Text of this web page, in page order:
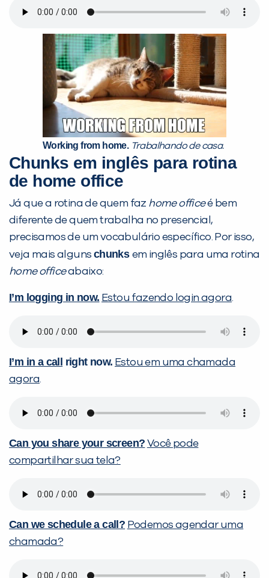
Working from home. Trabalhando de casa.
Chunks em inglês para rotina
de home office
Já que a rotina de quem faz home officeé bem
diferente de quem trabalha no presencial,
precisamos de um vocabulário específico. Por isso,
veja mais alguns chunks em inglês para uma rotina
home officeabaixo:
I’m logging in now. Estou fazendo login agora.
I’m in a call right now. Estou em uma chamada
agora.
Can you share your screen? Você pode
compartilhar sua tela?
Can we schedule a call? Podemos agendar uma
chamada?